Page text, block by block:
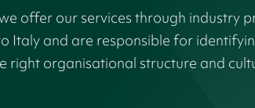
offer our services through industry
Italy and are responsible for
right organisational structure and